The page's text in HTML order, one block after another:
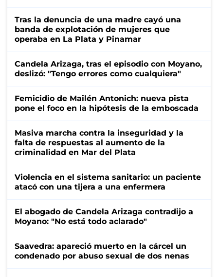
Tras la denuncia de una madre cayó una
banda de explotación de mujeres que
operaba en La Plata y Pinamar
Candela Arizaga, tras el episodio con Moyano,
deslizó: "Tengo errores como cualquiera"
Femicidio de Mailén Antonich: nueva pista
pone el foco en la hipótesis de la emboscada
Masiva marcha contra la inseguridad y la
falta de respuestas al aumento de la
criminalidad en Mar del Plata
Violencia en el sistema sanitario: un paciente
atacó con una tijera a una enfermera
El abogado de Candela Arizaga contradijo a
Moyano: "No está todo aclarado"
Saavedra: apareció muerto en la cárcel un
condenado por abuso sexual de dos nenas